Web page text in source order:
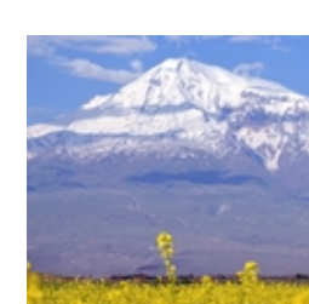
почти полностью исчезло из